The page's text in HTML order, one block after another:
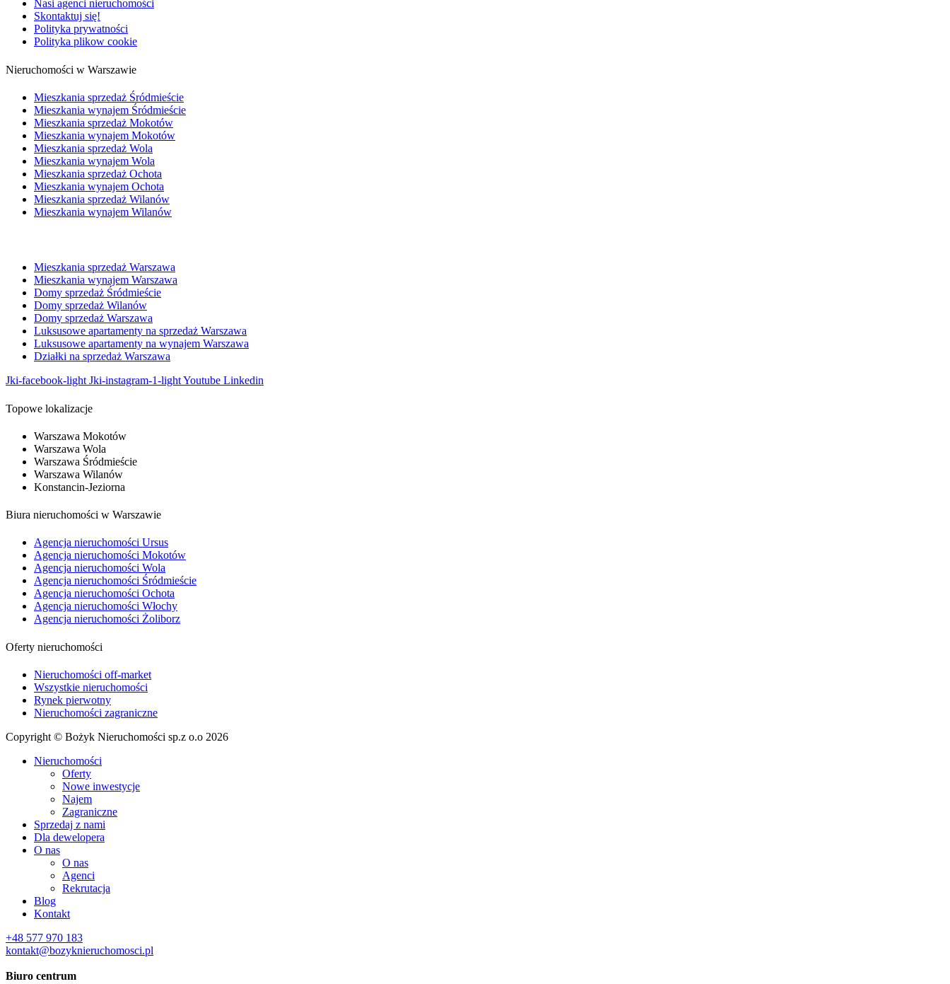
Nasi agenci nieruchomości
Skontaktuj się!
Polityka prywatności
Polityka plikow cookie
Nieruchomości w Warszawie
Mieszkania sprzedaż Śródmieście
Mieszkania wynajem Śródmieście
Mieszkania sprzedaż Mokotów
Mieszkania wynajem Mokotów
Mieszkania sprzedaż Wola
Mieszkania wynajem Wola
Mieszkania sprzedaż Ochota
Mieszkania wynajem Ochota
Mieszkania sprzedaż Wilanów
Mieszkania wynajem Wilanów
Mieszkania sprzedaż Warszawa
Mieszkania wynajem Warszawa
Domy sprzedaż Śródmieście
Domy sprzedaż Wilanów
Domy sprzedaż Warszawa
Luksusowe apartamenty na sprzedaż Warszawa
Luksusowe apartamenty na wynajem Warszawa
Działki na sprzedaż Warszawa
Jki-facebook-light Jki-instagram-1-lightYoutube Linkedin
Topowe lokalizacje
Warszawa Mokotów
Warszawa Wola
Warszawa Śródmieście
Warszawa Wilanów
Konstancin-Jeziorna
Biura nieruchomości w Warszawie
Agencja nieruchomości Ursus
Agencja nieruchomości Mokotów
Agencja nieruchomości Wola
Agencja nieruchomości Śródmieście
Agencja nieruchomości Ochota
Agencja nieruchomości Włochy
Agencja nieruchomości Żoliborz
Oferty nieruchomości
Nieruchomości off-market
Wszystkie nieruchomości
Rynek pierwotny
Nieruchomości zagraniczne
Copyright © Bożyk Nieruchomości sp.z o.o 2026
Nieruchomości
Oferty
Nowe inwestycje
Najem
Zagraniczne
Sprzedaj z nami
Dla dewelopera
O nas
O nas
Agenci
Rekrutacja
Blog
Kontakt
+48 577 970 183
kontakt@bozyknieruchomosci.pl
Biuro centrum